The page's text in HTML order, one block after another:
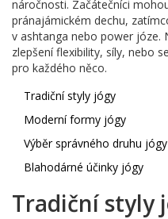
náročnosti. Začátečníci
pránajámickém dechu,
v ashtanga nebo power józe.
zlepšení flexibility, síly, nebo
pro každého něco.
Tradiční styly jógy
Moderní formy jógy
Výběr správného druhu jógy
Blahodárné účinky jógy
Tradiční styly